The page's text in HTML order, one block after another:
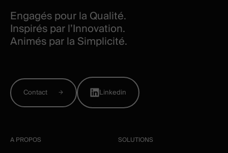
Engagés pour la Qualité.
Inspirés par l’Innovation.
Animés par la Simplicité.
Contact Linkedin
A PROPOS SOLUTIONS